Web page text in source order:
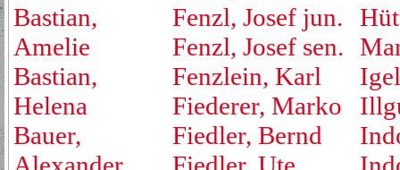
Bastian,
Amelie
Bastian,
Helena
Bauer,
Fenzl, Josef jun.
Fenzl, Josef sen.
Fenzlein, Karl
Fiederer, Marko
Fiedler, Bernd